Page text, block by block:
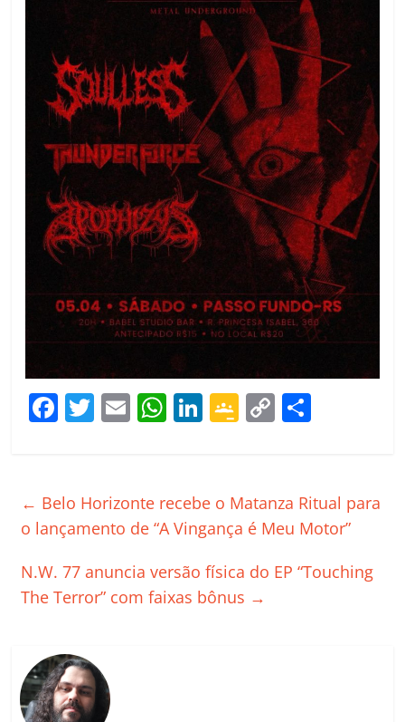
F
e
b
o
k
T
er
E
l
W
s
A
p
Li
e
dI
G
gl
e
a
ss
C
y
Li
k
p
ar
h
← Belo Horizonte recebe o Matanza Ritual para
o lançamento de “A Vingança é Meu Motor”
N.W. 77 anuncia versão física do EP “Touching
The Terror” com faixas bônus →